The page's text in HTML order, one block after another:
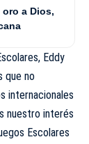
a Dios,
Eddy
que no
internacionales
nuestro interés
Escolares